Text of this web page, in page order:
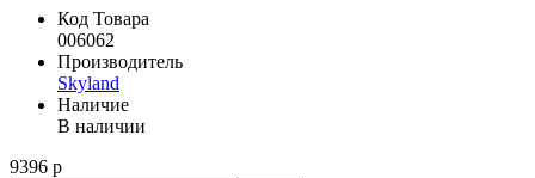
Код Товара
006062
Производитель
Skyland
Наличие
В наличии
9396 р